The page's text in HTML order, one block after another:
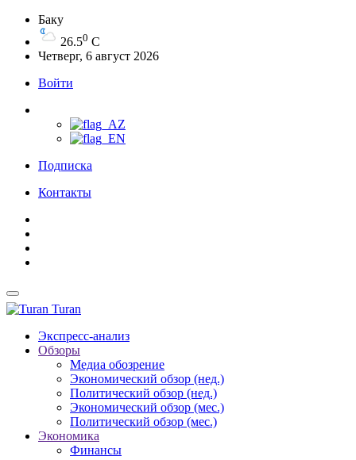
Баку
26.50 C
Четверг, 6 август 2026
Войти
Подписка
Контакты
Turan
Экспресс-анализ
Обзоры
Медиа обозрение
Экономический обзор (нед.)
Политический обзор (нед.)
Экономический обзор (мес.)
Политический обзор (мес.)
Экономика
Финансы